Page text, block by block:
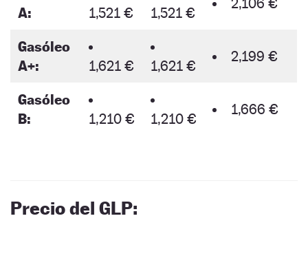
A:
1,521 € 1,521 €
2,106 €
Gasóleo
A+:
1,621 € 1,621 €
2,199 €
Gasóleo
B:
1,210 € 1,210 €
1,666 €
Precio del GLP: